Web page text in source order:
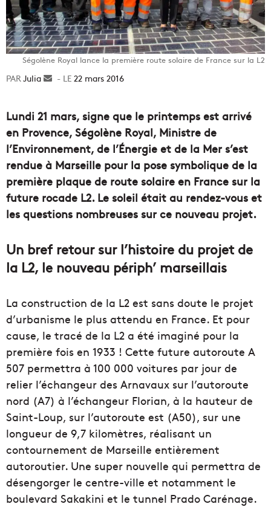
Ségolène Royal lance la première route solaire de France sur la L2
Julia
Envoyer22 mars 2016
Lundi 21 mars, signe que le printemps est arrivé
en Provence, Ségolène Royal, Ministre de
l’Environnement, de l’Énergie et de la Mer s’est
rendue à Marseille pour la pose symbolique de la
première plaque de route solaire en France sur la
future rocade L2. Le soleil était au rendez-vous et
les questions nombreuses sur ce nouveau projet.
Un bref retour sur l’histoire du projet de
la L2, le nouveau périph’ marseillais
La construction de la L2 est sans doute le projet
d’urbanisme le plus attendu en France. Et pour
cause, le tracé de la L2 a été imaginé pour la
première fois en 1933 ! Cette future autoroute A
507 permettra à 100 000 voitures par jour de
relier l’échangeur des Arnavaux sur l’autoroute
nord (A7) à l’échangeur Florian, à la hauteur de
Saint-Loup, sur l’autoroute est (A50), sur une
longueur de 9,7 kilomètres, réalisant un
contournement de Marseille entièrement
autoroutier. Une super nouvelle qui permettra de
désengorger le centre-ville et notamment le
boulevard Sakakini et le tunnel Prado Carénage.